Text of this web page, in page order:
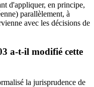
d'appliquer, en principe,
parallèlement, à
avec les décisions de
a-t-il modifié cette
la jurisprudence de